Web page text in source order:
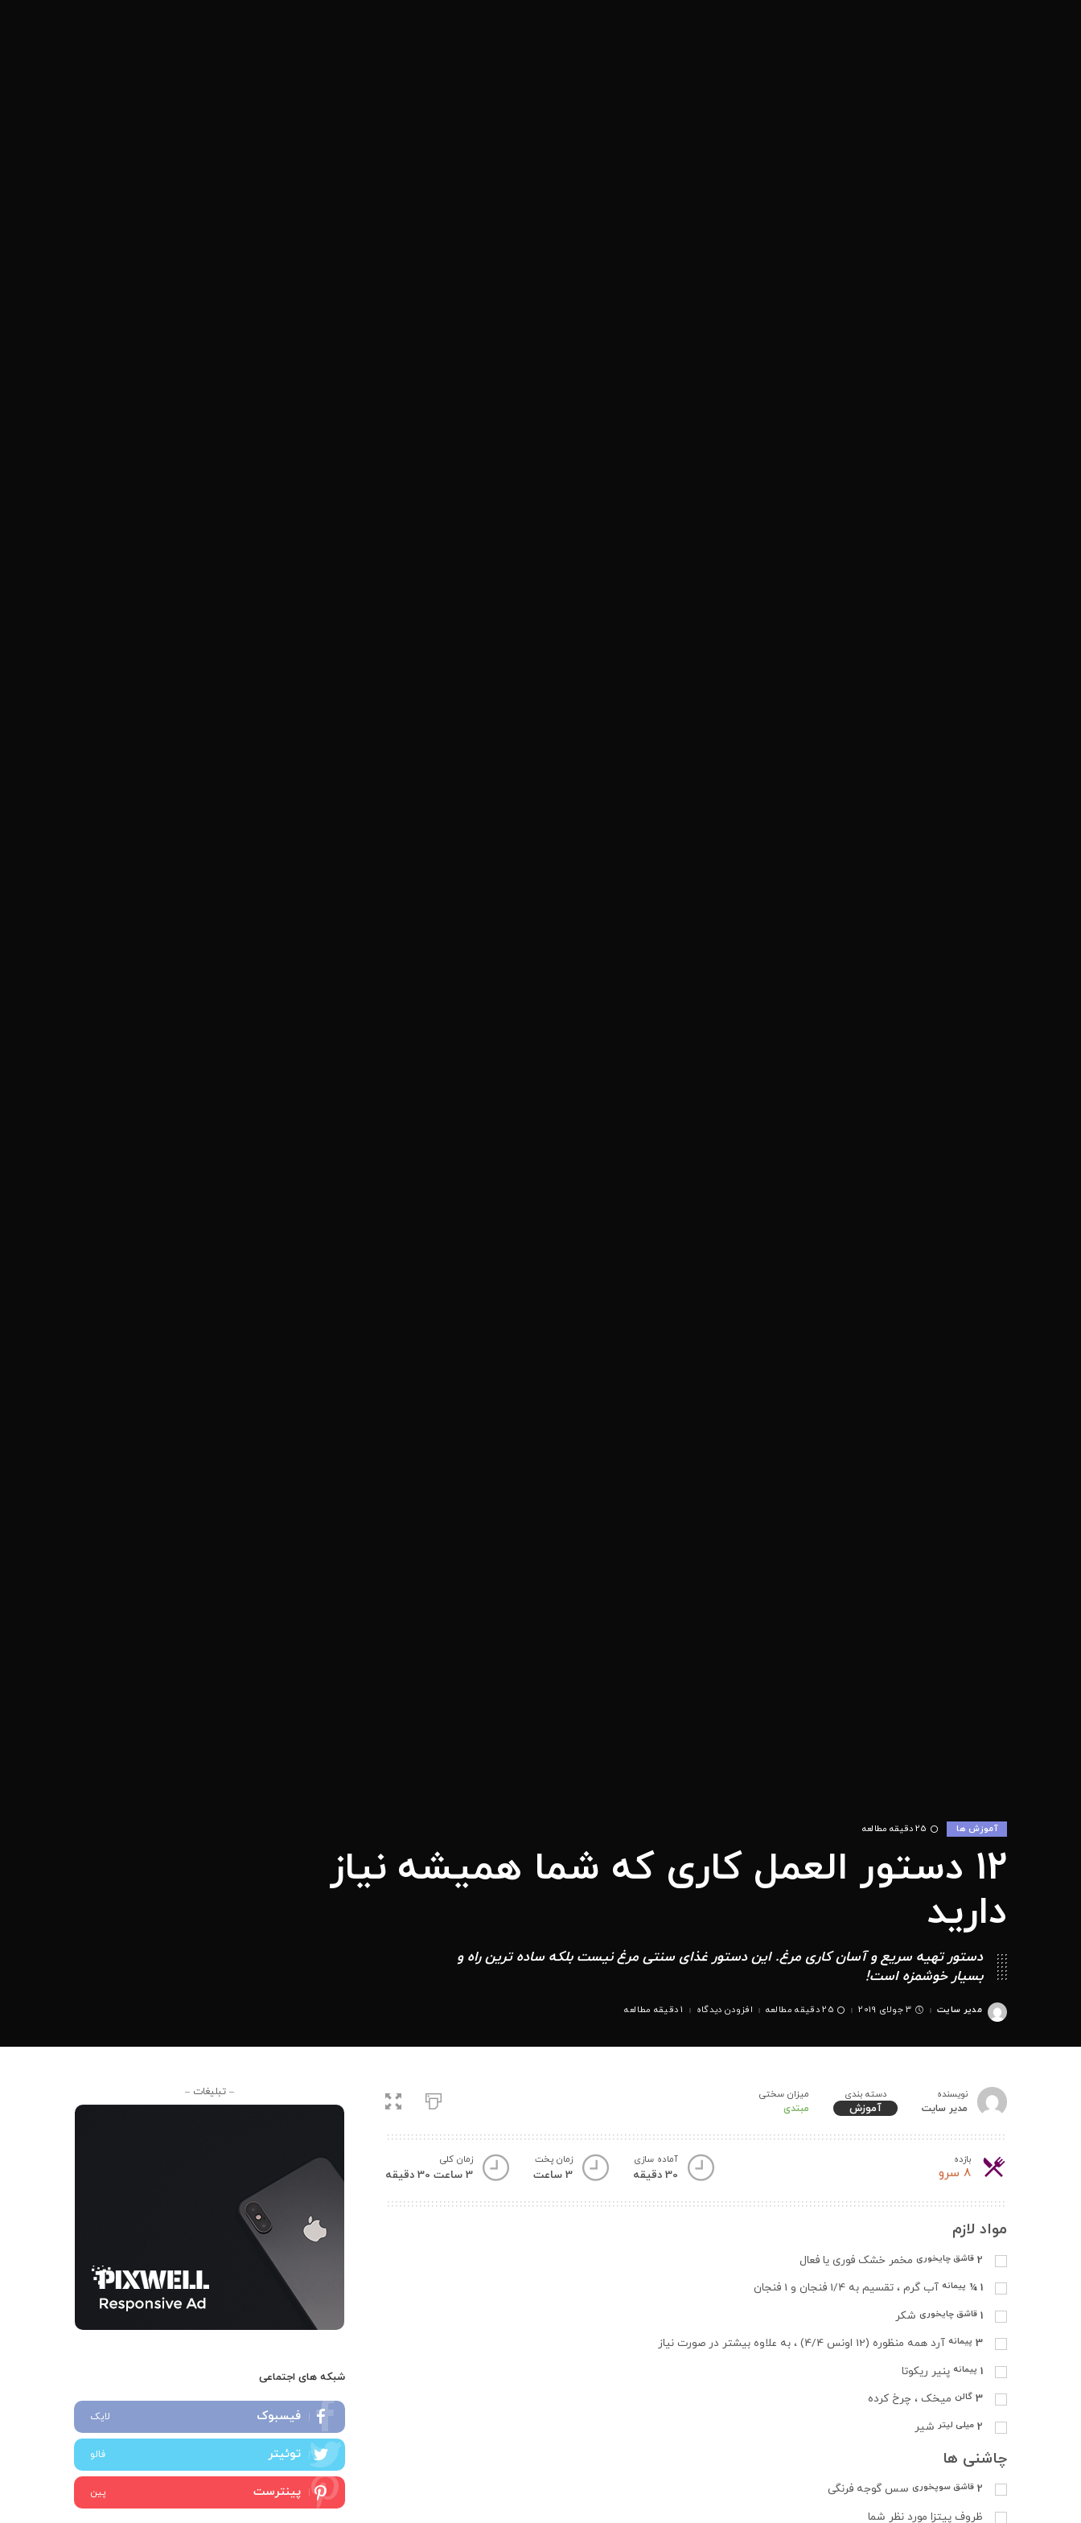
آموزش ها 25 دقیقه مطالعه
12 دستور العمل کاری که شما همیشه نیاز
دارید
دستور تهیه سریع و آسان کاری مرغ. این دستور غذای سنتی مرغ نیست بلکه ساده ترین راه و
بسیار خوشمزه است!
ارسال
مدیر سایت 3 جولای 2019 25 دقیقه مطالعه افزودن دیدگاه 1 دقیقه مطالعه
نویسنده
مدیر سایت
دسته بندی
آموزش
میزان سختی
مبتدی
بازده
8 سرو سرو
آماده سازی
30 دقیقه
زمان پخت
3 ساعت
زمان کلی
3 ساعت 30 دقیقه
مواد لازم
2 قاشق چایخوری مخمر خشک فوری یا فعال
1 ¼
پیمانه آب گرم ، تقسیم به 1/4 فنجان و 1 فنجان
1 قاشق چایخوری شکر
3 پیمانه آرد همه منظوره (12 اونس 4/4) ، به علاوه بیشتر در صورت نیاز
1 پیمانه پنیر ریکوتا
3 گالن میخک ، چرخ کرده
2 میلی لیتر شیر
چاشنی ها
2 قاشق سوپخوری سس گوجه فرنگی
ظروف پیتزا مورد نظر شما
– تبلیغات –
شبکه های اجتماعی
فیسبوک لایک
توئیتر فالو
پینترست پین